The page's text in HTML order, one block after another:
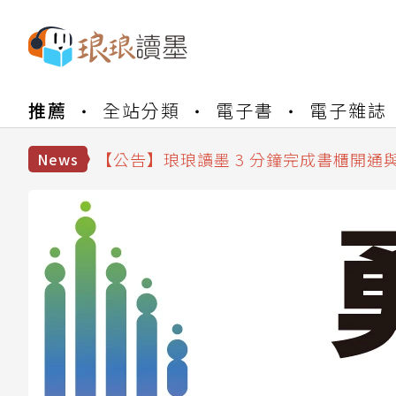
推薦 全站分類 電子書 電子雜誌
News
【公告】琅琅讀墨數位閱讀資產合併與
【公告】琅琅讀墨書櫃開通常見問題
【公告】琅琅書店服務升級重要說明及